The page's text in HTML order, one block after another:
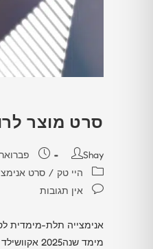
סרט מוצר
Shay
פברואר 27, 2025
היי טק / סרט
אין תגובות
אנימצייה תלת-מימדית
מימד שנה2025 אקוושילד מדיקל בריז אנימציה יצרה עבור אקוושילד אנימציית מוצר תלת-מימד סינמטית שנבנתה על בסיס…